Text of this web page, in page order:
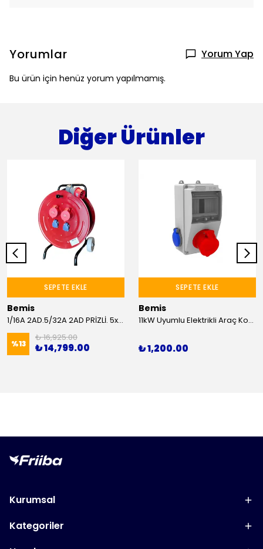
Yorumlar Yorum Yap
Bu ürün için henüz yorum yapılmamış.
Diğer Ürünler
SEPETE EKLE
Bemis
1/16A 2AD.5/32A 2AD PRİZLİ. 5x6mm TTR 25M KABLOLU ARABALI MAKARA
%13
₺ 16,925.00
₺ 14,799.00
SEPETE EKLE
Bemis
11kW Uyumlu Elektrikli Araç Kombinasyon Kutusu 5x16A
₺ 1,200.00
Kurumsal
Kategoriler